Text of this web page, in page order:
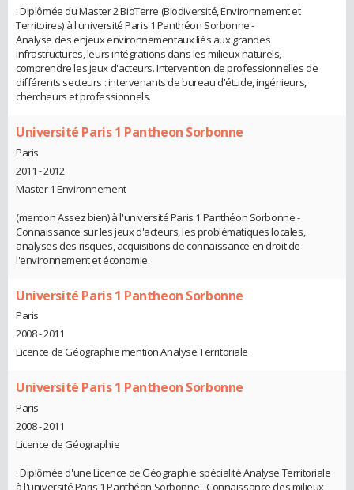
: Diplômée du Master 2 BioTerre (Biodiversité, Environnement et
Territoires) à l'université Paris 1 Panthéon Sorbonne -
Analyse des enjeux environnementaux liés aux grandes
infrastructures, leurs intégrations dans les milieux naturels,
comprendre les jeux d'acteurs. Intervention de professionnelles de
différents secteurs : intervenants de bureau d'étude, ingénieurs,
chercheurs et professionnels.
Université Paris 1 Pantheon Sorbonne
Paris
2011 - 2012
Master 1 Environnement
(mention Assez bien) à l'université Paris 1 Panthéon Sorbonne -
Connaissance sur les jeux d'acteurs, les problématiques locales,
analyses des risques, acquisitions de connaissance en droit de
l'environnement et économie.
Université Paris 1 Pantheon Sorbonne
Paris
2008 - 2011
Licence de Géographie mention Analyse Territoriale
Université Paris 1 Pantheon Sorbonne
Paris
2008 - 2011
Licence de Géographie
: Diplômée d'une Licence de Géographie spécialité Analyse Territoriale
à l'université Paris 1 Panthéon Sorbonne - Connaissance des milieux